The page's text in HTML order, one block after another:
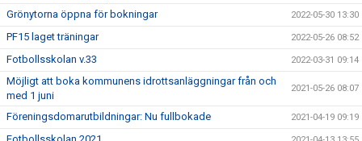
Grönytorna öppna för bokningar 2022-05-30 13:30
PF15 laget träningar 2022-05-26 08:52
Fotbollsskolan v.33 2022-03-31 09:14
Möjligt att boka kommunens idrottsanläggningar från och
med 1 juni
2021-05-26 08:07
Föreningsdomarutbildningar: Nu fullbokade 2021-04-19 09:19